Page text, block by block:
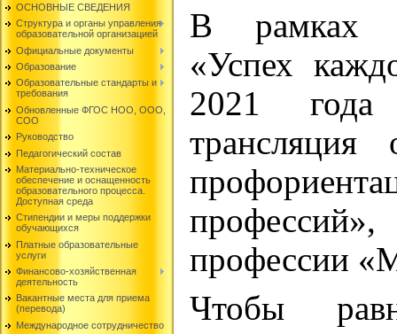
ОСНОВНЫЕ СВЕДЕНИЯ
Структура и органы управления
образовательной организацией
Официальные документы
Образование
Образовательные стандарты и
требования
Обновленные ФГОС НОО, ООО,
СОО
Руководство
Педагогический состав
Материально-техническое
обеспечение и оснащенность
образовательного процесса.
Доступная среда
Стипендии и меры поддержки
обучающихся
Платные образовательные
услуги
Финансово-хозяйственная
деятельность
Вакантные места для приема
(перевода)
Международное сотрудничество
В рамках
«Успех
2021
трансляция
профессии
Чтобы